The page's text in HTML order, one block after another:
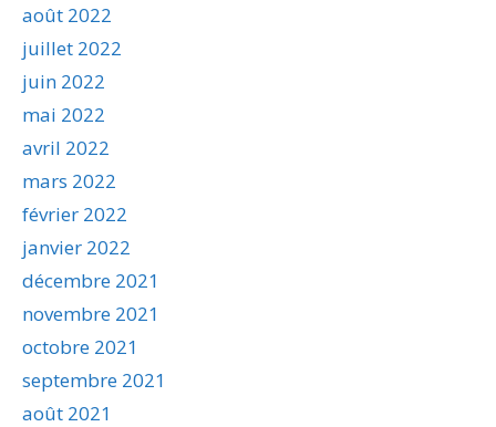
août 2022
juillet 2022
juin 2022
mai 2022
avril 2022
mars 2022
février 2022
janvier 2022
décembre 2021
novembre 2021
octobre 2021
septembre 2021
août 2021